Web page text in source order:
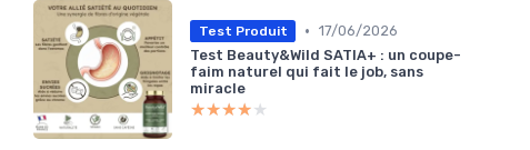
Test Produit • 17/06/2026
Test Beauty&Wild SATIA+ : un coupe-
faim naturel qui fait le job, sans
miracle
★★★★★
★★★★★